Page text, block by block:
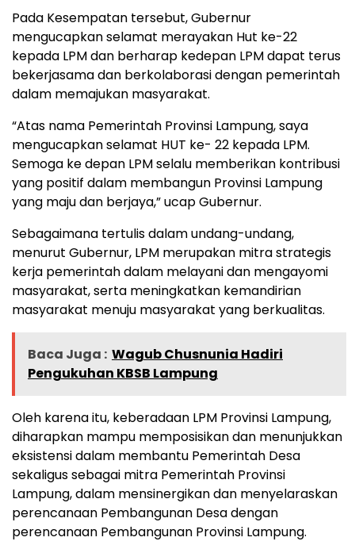
Pada Kesempatan tersebut, Gubernur
mengucapkan selamat merayakan Hut ke-22
kepada LPM dan berharap kedepan LPM dapat terus
bekerjasama dan berkolaborasi dengan pemerintah
dalam memajukan masyarakat.
“Atas nama Pemerintah Provinsi Lampung, saya
mengucapkan selamat HUT ke- 22 kepada LPM.
Semoga ke depan LPM selalu memberikan kontribusi
yang positif dalam membangun Provinsi Lampung
yang maju dan berjaya,” ucap Gubernur.
Sebagaimana tertulis dalam undang-undang,
menurut Gubernur, LPM merupakan mitra strategis
kerja pemerintah dalam melayani dan mengayomi
masyarakat, serta meningkatkan kemandirian
masyarakat menuju masyarakat yang berkualitas.
Baca Juga : Wagub Chusnunia Hadiri
Pengukuhan KBSB Lampung
Oleh karena itu, keberadaan LPM Provinsi Lampung,
diharapkan mampu memposisikan dan menunjukkan
eksistensi dalam membantu Pemerintah Desa
sekaligus sebagai mitra Pemerintah Provinsi
Lampung, dalam mensinergikan dan menyelaraskan
perencanaan Pembangunan Desa dengan
perencanaan Pembangunan Provinsi Lampung.